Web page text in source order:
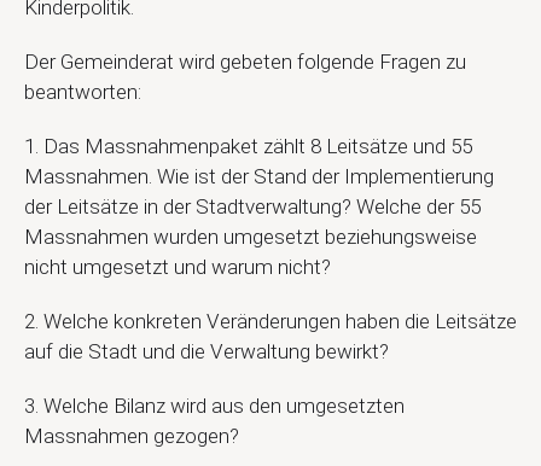
Kinderpolitik.
Der Gemeinderat wird gebeten folgende Fragen zu
beantworten:
1. Das Massnahmenpaket zählt 8 Leitsätze und 55
Massnahmen. Wie ist der Stand der Implementierung
der Leitsätze in der Stadtverwaltung? Welche der 55
Massnahmen wurden umgesetzt beziehungsweise
nicht umgesetzt und warum nicht?
2. Welche konkreten Veränderungen haben die Leitsätze
auf die Stadt und die Verwaltung bewirkt?
3. Welche Bilanz wird aus den umgesetzten
Massnahmen gezogen?